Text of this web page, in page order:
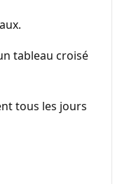
tableau croisé
tous les jours